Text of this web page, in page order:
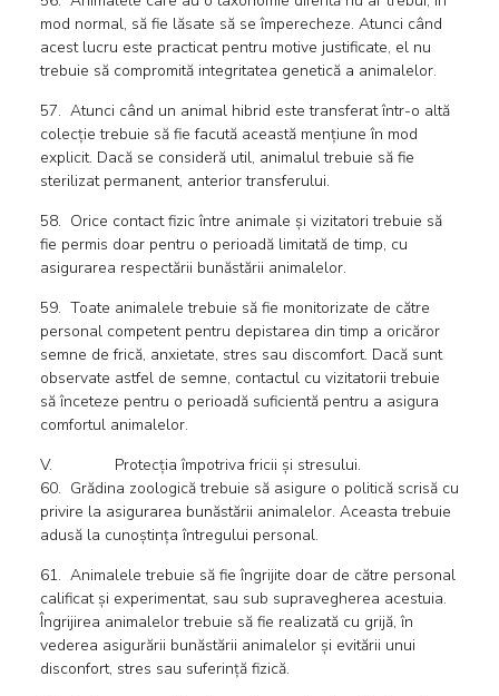
mod normal, să fie lăsate să se împerecheze. Atunci când
acest lucru este practicat pentru motive justificate, el nu
trebuie să compromită integritatea genetică a animalelor.
57. Atunci când un animal hibrid este transferat într-o altă
colecție trebuie să fie facută această mențiune în mod
explicit. Dacă se consideră util, animalul trebuie să fie
sterilizat permanent, anterior transferului.
58. Orice contact fizic între animale și vizitatori trebuie să
fie permis doar pentru o perioadă limitată de timp, cu
asigurarea respectării bunăstării animalelor.
59. Toate animalele trebuie să fie monitorizate de către
personal competent pentru depistarea din timp a oricăror
semne de frică, anxietate, stres sau discomfort. Dacă sunt
observate astfel de semne, contactul cu vizitatorii trebuie
să înceteze pentru o perioadă suficientă pentru a asigura
comfortul animalelor.
V. Protecția împotriva fricii și stresului.
60. Grădina zoologică trebuie să asigure o politică scrisă cu
privire la asigurarea bunăstării animalelor. Aceasta trebuie
adusă la cunoștința întregului personal.
61. Animalele trebuie să fie îngrijite doar de către personal
calificat și experimentat, sau sub supravegherea acestuia.
Îngrijirea animalelor trebuie să fie realizată cu grijă, în
vederea asigurării bunăstării animalelor și evitării unui
disconfort, stres sau suferință fizică.